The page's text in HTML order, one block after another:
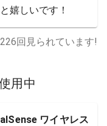
嬉しいです！
226回見られています!
用中
ワイヤレス